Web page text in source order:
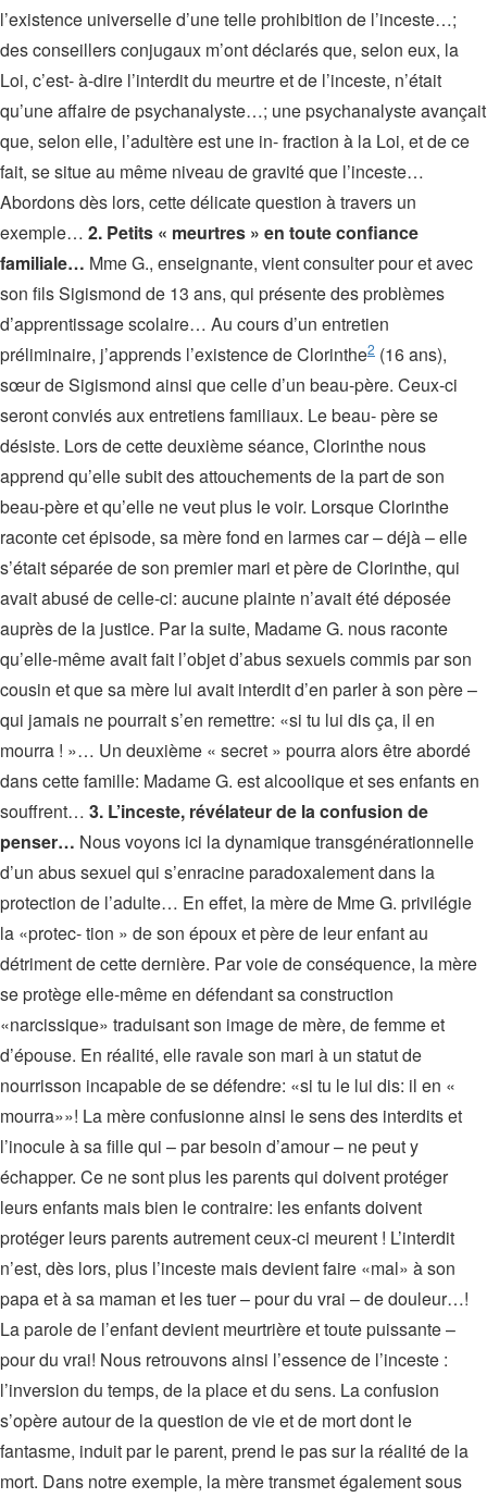
l’existence universelle d’une telle prohibition de l’inceste…;
des conseillers conjugaux m’ont déclarés que, selon eux, la
Loi, c’est- à-dire l’interdit du meurtre et de l’inceste, n’était
qu’une affaire de psychanalyste…; une psychanalyste avançait
que, selon elle, l’adultère est une in- fraction à la Loi, et de ce
fait, se situe au même niveau de gravité que l’inceste…
Abordons dès lors, cette délicate question à travers un
exemple… 2. Petits « meurtres » en toute confiance
familiale… Mme G., enseignante, vient consulter pour et avec
son fils Sigismond de 13 ans, qui présente des problèmes
d’apprentissage scolaire… Au cours d’un entretien
préliminaire, j’apprends l’existence de Clorinthe2 (16 ans),
sœur de Sigismond ainsi que celle d’un beau-père. Ceux-ci
seront conviés aux entretiens familiaux. Le beau- père se
désiste. Lors de cette deuxième séance, Clorinthe nous
apprend qu’elle subit des attouchements de la part de son
beau-père et qu’elle ne veut plus le voir. Lorsque Clorinthe
raconte cet épisode, sa mère fond en larmes car – déjà – elle
s’était séparée de son premier mari et père de Clorinthe, qui
avait abusé de celle-ci: aucune plainte n’avait été déposée
auprès de la justice. Par la suite, Madame G. nous raconte
qu’elle-même avait fait l’objet d’abus sexuels commis par son
cousin et que sa mère lui avait interdit d’en parler à son père –
qui jamais ne pourrait s’en remettre: «si tu lui dis ça, il en
mourra ! »… Un deuxième « secret » pourra alors être abordé
dans cette famille: Madame G. est alcoolique et ses enfants en
souffrent… 3. L’inceste, révélateur de la confusion de
penser… Nous voyons ici la dynamique transgénérationnelle
d’un abus sexuel qui s’enracine paradoxalement dans la
protection de l’adulte… En effet, la mère de Mme G. privilégie
la «protec- tion » de son époux et père de leur enfant au
détriment de cette dernière. Par voie de conséquence, la mère
se protège elle-même en défendant sa construction
«narcissique» traduisant son image de mère, de femme et
d’épouse. En réalité, elle ravale son mari à un statut de
nourrisson incapable de se défendre: «si tu le lui dis: il en «
mourra»»! La mère confusionne ainsi le sens des interdits et
l’inocule à sa fille qui – par besoin d’amour – ne peut y
échapper. Ce ne sont plus les parents qui doivent protéger
leurs enfants mais bien le contraire: les enfants doivent
protéger leurs parents autrement ceux-ci meurent ! L’interdit
n’est, dès lors, plus l’inceste mais devient faire «mal» à son
papa et à sa maman et les tuer – pour du vrai – de douleur…!
La parole de l’enfant devient meurtrière et toute puissante –
pour du vrai! Nous retrouvons ainsi l’essence de l’inceste :
l’inversion du temps, de la place et du sens. La confusion
s’opère autour de la question de vie et de mort dont le
fantasme, induit par le parent, prend le pas sur la réalité de la
mort. Dans notre exemple, la mère transmet également sous